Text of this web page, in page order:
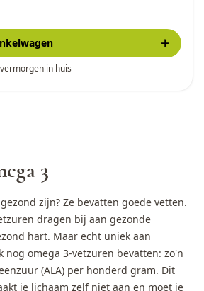
in huis
3
zijn? Ze bevatten goede vetten.
dragen bij aan gezonde
hart. Maar echt uniek aan
nog omega 3-vetzuren bevatten: zo'n
(ALA) per honderd gram. Dit
je lichaam zelf niet aan en moet je